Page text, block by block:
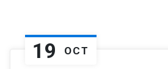
19 OCT